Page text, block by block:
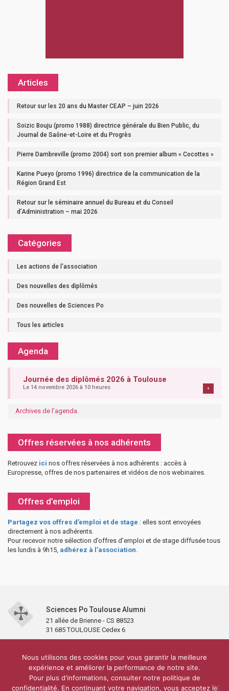
Articles
Retour sur les 20 ans du Master CEAP – juin 2026
Soizic Bouju (promo 1988) directrice générale du Bien Public, du
Journal de Saône-et-Loire et du Progrès
Pierre Dambreville (promo 2004) sort son premier album « Cocottes »
Karine Pueyo (promo 1996) directrice de la communication de la
Région Grand Est
Retour sur le séminaire annuel du Bureau et du Conseil
d’Administration – mai 2026
Catégories
Les actions de l'association
Des nouvelles des diplômés
Des nouvelles de Sciences Po
Tous les articles
Agenda
Journée des diplômés 2026 à Toulouse
Le 14 novembre 2026 à 10 heures +
Archives de l'agenda.
Offres réservées à nos adhérents
Retrouvez ici nos offres réservées à nos adhérents : accès à
Europresse, offres de nos partenaires et vidéos de nos webinaires.
Offres d’emploi
Partagez vos offres d’emploi et de stage : elles sont envoyées
directement à nos adhérents.
Pour recevoir notre sélection d’offres d’emploi et de stage diffusée tous
les lundis à 9h15, adhérez à l’association.
Sciences Po Toulouse Alumni
21 allée de Brienne - CS 88523
31 685 TOULOUSE Cedex 6
Partenaires et soutiens
Lettre d’information
Réseaux sociaux
Sciences Po Toulouse
Carré Alumni de la bibliothèque de Sciences Po Toulouse
10 000 diplômés
Réseau ScPo
Mentions légales Politique de confidentialité Plan du site
Nous utilisons des cookies pour vous garantir la meilleure
expérience et améliorer la performance de notre site.
Pour plus d'informations, consulter notre politique de
confidentialité. En continuant votre navigation, vous acceptez le